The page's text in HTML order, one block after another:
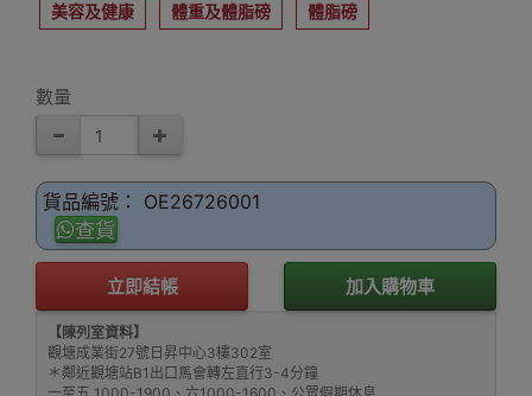
美容及健康 體重及體脂磅 體脂磅
數量
貨品編號： OE26726001
查貨
立即結帳 加入購物車
【陳列室資料】
觀塘成業街27號日昇中心3樓302室
＊鄰近觀塘站B1出口馬會轉左直行3-4分鐘